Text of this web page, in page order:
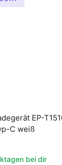
EP-
C weiß
bei dir